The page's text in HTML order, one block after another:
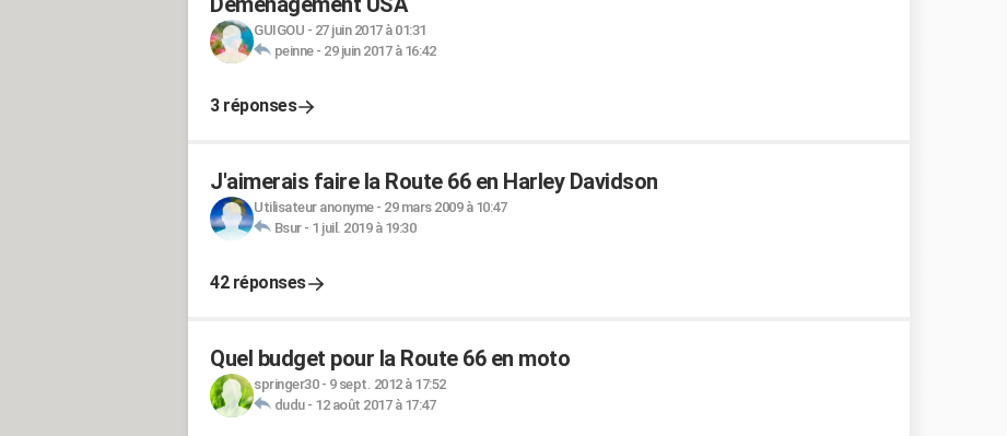
GUIGOU - 27 juin 2017 à 01:31
peinne- 29 juin 2017 à 16:42
3 réponses
J'aimerais faire la Route 66 en Harley Davidson
Utilisateur anonyme- 29 mars 2009 à 10:47
Bsur- 1 juil. 2019 à 19:30
42 réponses
Quel budget pour la Route 66 en moto
springer30- 9 sept. 2012 à 17:52
dudu- 12 août 2017 à 17:47